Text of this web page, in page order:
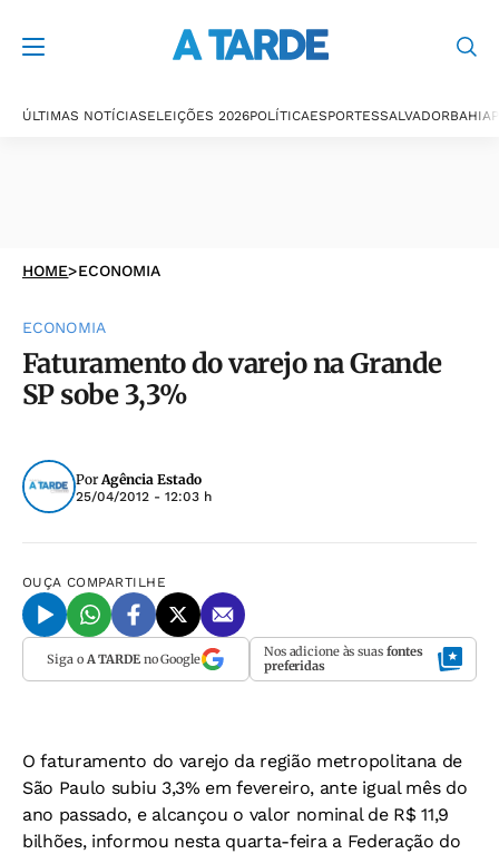
ÚLTIMAS NOTÍCIASELEIÇÕES 2026POLÍTICAESPORTESSALVADORBAHIA
HOME>ECONOMIA
ECONOMIA
Faturamento do varejo na Grande
SP sobe 3,3%
PorAgência Estado
25/04/2012 - 12:03 h
OUÇA COMPARTILHE
Siga o A TARDEno Google Nos adicione às suas fontes
preferidas
O faturamento do varejo da região metropolitana de
São Paulo subiu 3,3% em fevereiro, ante igual mês do
ano passado, e alcançou o valor nominal de R$ 11,9
bilhões, informou nesta quarta-feira a Federação do